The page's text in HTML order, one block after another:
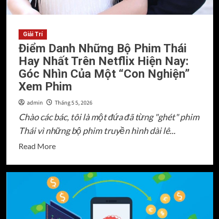
Giải Trí
Điểm Danh Những Bộ Phim Thái
Hay Nhất Trên Netflix Hiện Nay:
Góc Nhìn Của Một “Con Nghiện”
Xem Phim
admin Tháng 5 5, 2026
Chào các bác, tôi là một đứa đã từng "ghét" phim
Thái vì những bộ phim truyền hình dài lê...
Read MoreRead
Điểm
Danh
Những